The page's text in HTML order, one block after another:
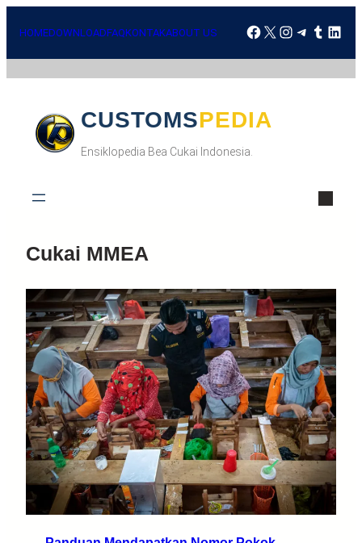
HOMEDOWNLOADFAQKONTAKABOUT US
CUSTOMSPEDIA
Ensiklopedia Bea Cukai Indonesia.
Cukai MMEA